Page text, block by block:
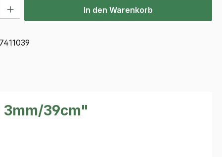
Gib den gewünschten Wert ein oder benutze die Schaltflächen
In den Warenkorb
7411039
39cm"